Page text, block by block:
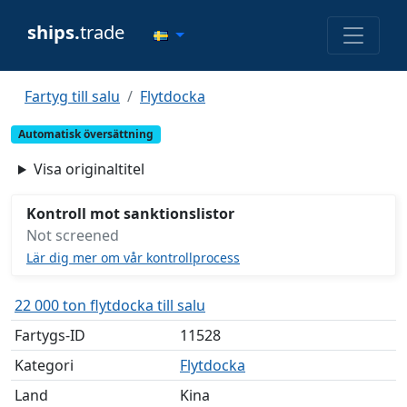
ships.trade
Fartyg till salu Flytdocka
Automatisk översättning
Visa originaltitel
Kontroll mot sanktionslistor
Not screened
Lär dig mer om vår kontrollprocess
22 000 ton flytdocka till salu
Fartygs-ID
11528
Kategori
Flytdocka
Land
Kina